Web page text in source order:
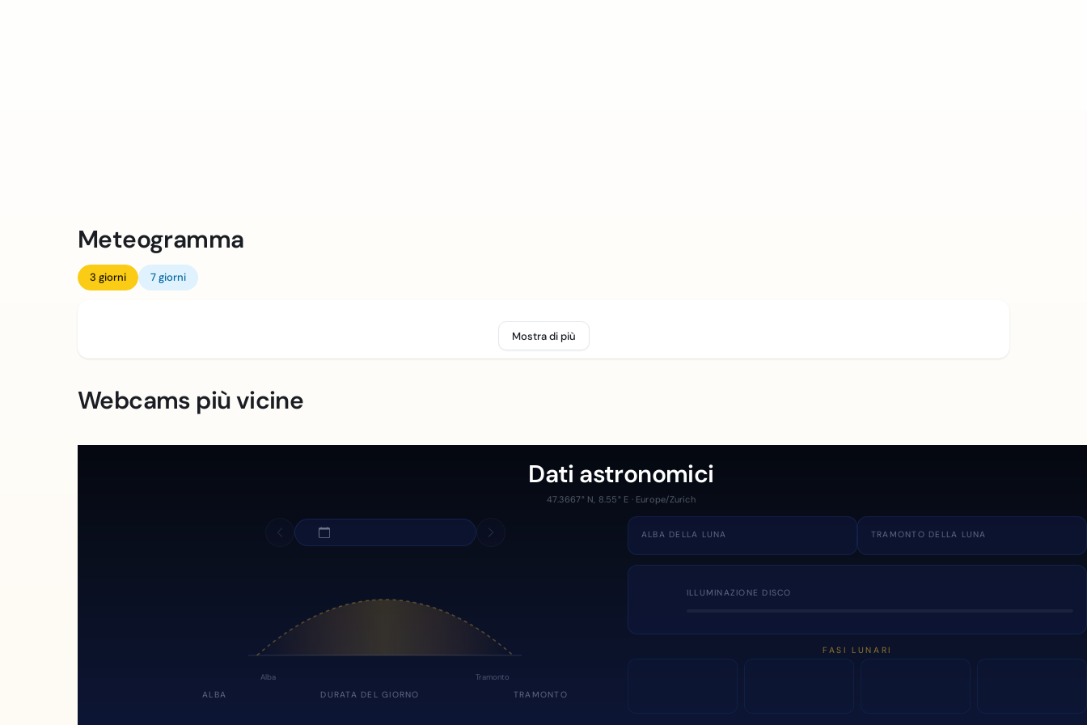
Meteogramma
3 giorni 7 giorni
Mostra di più
Webcams più vicine
Dati astronomici
47.3667° N, 8.55° E · Europe/Zurich
Alba Tramonto
ALBA DURATA DEL GIORNO TRAMONTO
ALBA DELLA LUNA TRAMONTO DELLA LUNA
ILLUMINAZIONE DISCO
FASI LUNARI